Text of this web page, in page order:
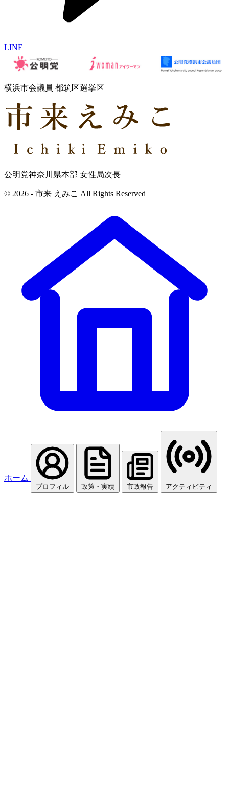
LINE
横浜市会議員 都筑区選挙区
公明党神奈川県本部 女性局次長
© 2026 - 市来 えみこ All Rights Reserved
ホーム
プロフィル 政策・実績 市政報告 アクティビティ